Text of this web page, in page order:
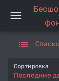
menu
list
Последние
Сортировка